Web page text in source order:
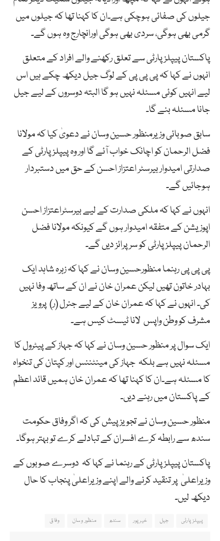
جیلوں کی صفائی ہوچکی ہے۔ان کا کہنا تھا کہ جیلوں میں
گرمی بھی ہوگی، سردی بھی ہوگی اورانچارج وہ ہوں گے۔
پاکستان پیپلزپارٹی سے تعلق رکھنے والے افراد کے متعلق
انہوں نے کہا کہ پی پی پی کے لوگ جیل دیکھ چکے ہیں اس
لیے انہیں کوئی مسئلہ نہیں ہو گا البتہ دوسروں کے لیے جیل
جانا مسئلہ بنے گا۔
سابق صوبائی وزیرمنظور حسین وسان نے دعویٰ کیا کہ مولانا
فضل الرحمان کو اچانک خواب آئے گا اور وہ پیپلز پارٹی کے
صدارتی امیدوار بیرسٹر اعتزاز احسن کے حق میں دستبردار
ہوجائیں گے۔
انہوں نے کہا کہ ملکی صدارت کے لیے بیرسٹراعتزاز احسن
اپوزیشن کے متفقہ امیدوار ہوں گے کیونکہ مولانا فضل
الرحمان پیپلزپارٹی کو سرپرائز دیں گے۔
پی پی پی رہنما منظورحسین وسان نے کہا کہ زہرہ شاہد ایک
بہادر خاتون تھیں لیکن عمران خان نے ان کے ساتھ وفا نہیں
کی۔ انہوں نے کہا کہ عمران خان کے لیے جنرل (ر) پرویز
مشرف کو وطن واپس لانا ٹیسٹ کیس ہے۔
ایک سوال پر منظور حسین وسان نے کہا کہ جہاز کے پیٹرول کا
مسئلہ نہیں ہے بلکہ جہاز کی مینٹننس اور کپتان کی تنخواہ
کا مسئلہ ہے۔ان کا کہنا تھا کہ عمران خان ہمیں قائد اعظم
کے پاکستان میں رہنے دیں۔
منظور حسین وسان نے تجویز پیش کی کہ اگر وفاق حکومت
سندھ سے رابطہ کرے افسران کے تبادلے کرے تو بہتر ہوگا۔
پاکستان پیپلزپارٹی کے رہنما نے کہا کہ دوسرے صوبوں کے
وزیراعلیٰ پر تنقید کرنے والے اپنے وزیراعلیٰ پنجاب کا حال
دیکھ لیں۔
پیپلز پارٹی جیل خیرپور سندھ منظور وسان وفاق